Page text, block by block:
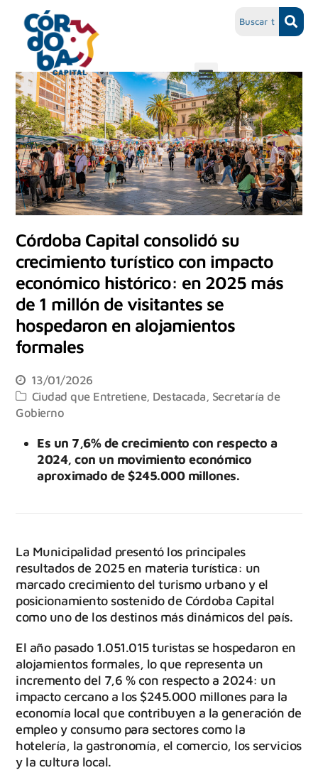
Córdoba Capital consolidó su
crecimiento turístico con impacto
económico histórico: en 2025 más
de 1 millón de visitantes se
hospedaron en alojamientos
formales
13/01/2026
Ciudad que Entretiene, Destacada Secretaría de
Gobierno
Es un 7,6% de crecimiento con respecto a
2024, con un movimiento económico
aproximado de $245.000 millones.
La Municipalidad presentó los principales
resultados de 2025 en materia turística: un
marcado crecimiento del turismo urbano y el
posicionamiento sostenido de Córdoba Capital
como uno de los destinos más dinámicos del país.
El año pasado 1.051.015 turistas se hospedaron en
alojamientos formales, lo que representa un
incremento del 7,6 % con respecto a 2024: un
impacto cercano a los $245.000 millones para la
economía local que contribuyen a la generación de
empleo y consumo para sectores como la
hotelería, la gastronomía, el comercio, los servicios
y la cultura local.